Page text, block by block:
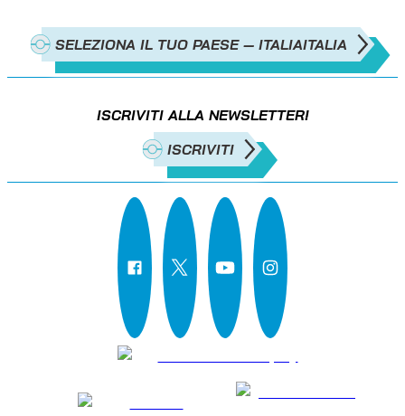
SELEZIONA IL TUO PAESE — ITALIAITALIA
ISCRIVITI ALLA NEWSLETTER!
ISCRIVITI